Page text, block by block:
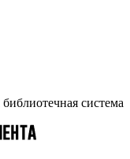
система